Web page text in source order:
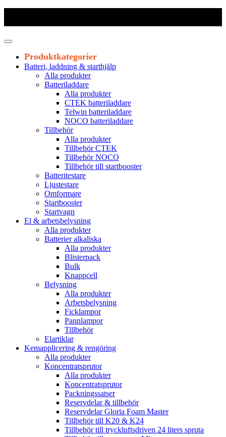
Produktkategorier
Batteri, laddning & starthjälp
Alla produkter
Batteriladdare
Alla produkter
CTEK batteriladdare
Telwin batteriladdare
NOCO batteriladdare
Tillbehör
Alla produkter
Tillbehör CTEK
Tillbehör NOCO
Tillbehör till startbooster
Batteritestare
Ljustestare
Omformare
Startbooster
Startvagn
El & arbetsbelysning
Alla produkter
Batterier alkaliska
Alla produkter
Blisterpack
Bulk
Knappcell
Belysning
Alla produkter
Arbetsbelysning
Ficklampor
Pannlampor
Tillbehör
Elartiklar
Kemapplicering & rengöring
Alla produkter
Koncentratsprutor
Alla produkter
Koncentratsprutor
Packningssatser
Reservdelar & tillbehör
Reservdelar Gloria Foam Master
Tillbehör till K20 & K24
Tillbehör till tryckluftsdriven 24 liters spruta